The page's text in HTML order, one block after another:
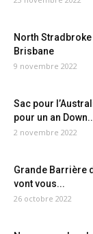
North
Brisbane
9 novembre 2022
Sac pour
pour un an
2 novembre 2022
Grande Barrière
vont vous...
26 octobre 2022